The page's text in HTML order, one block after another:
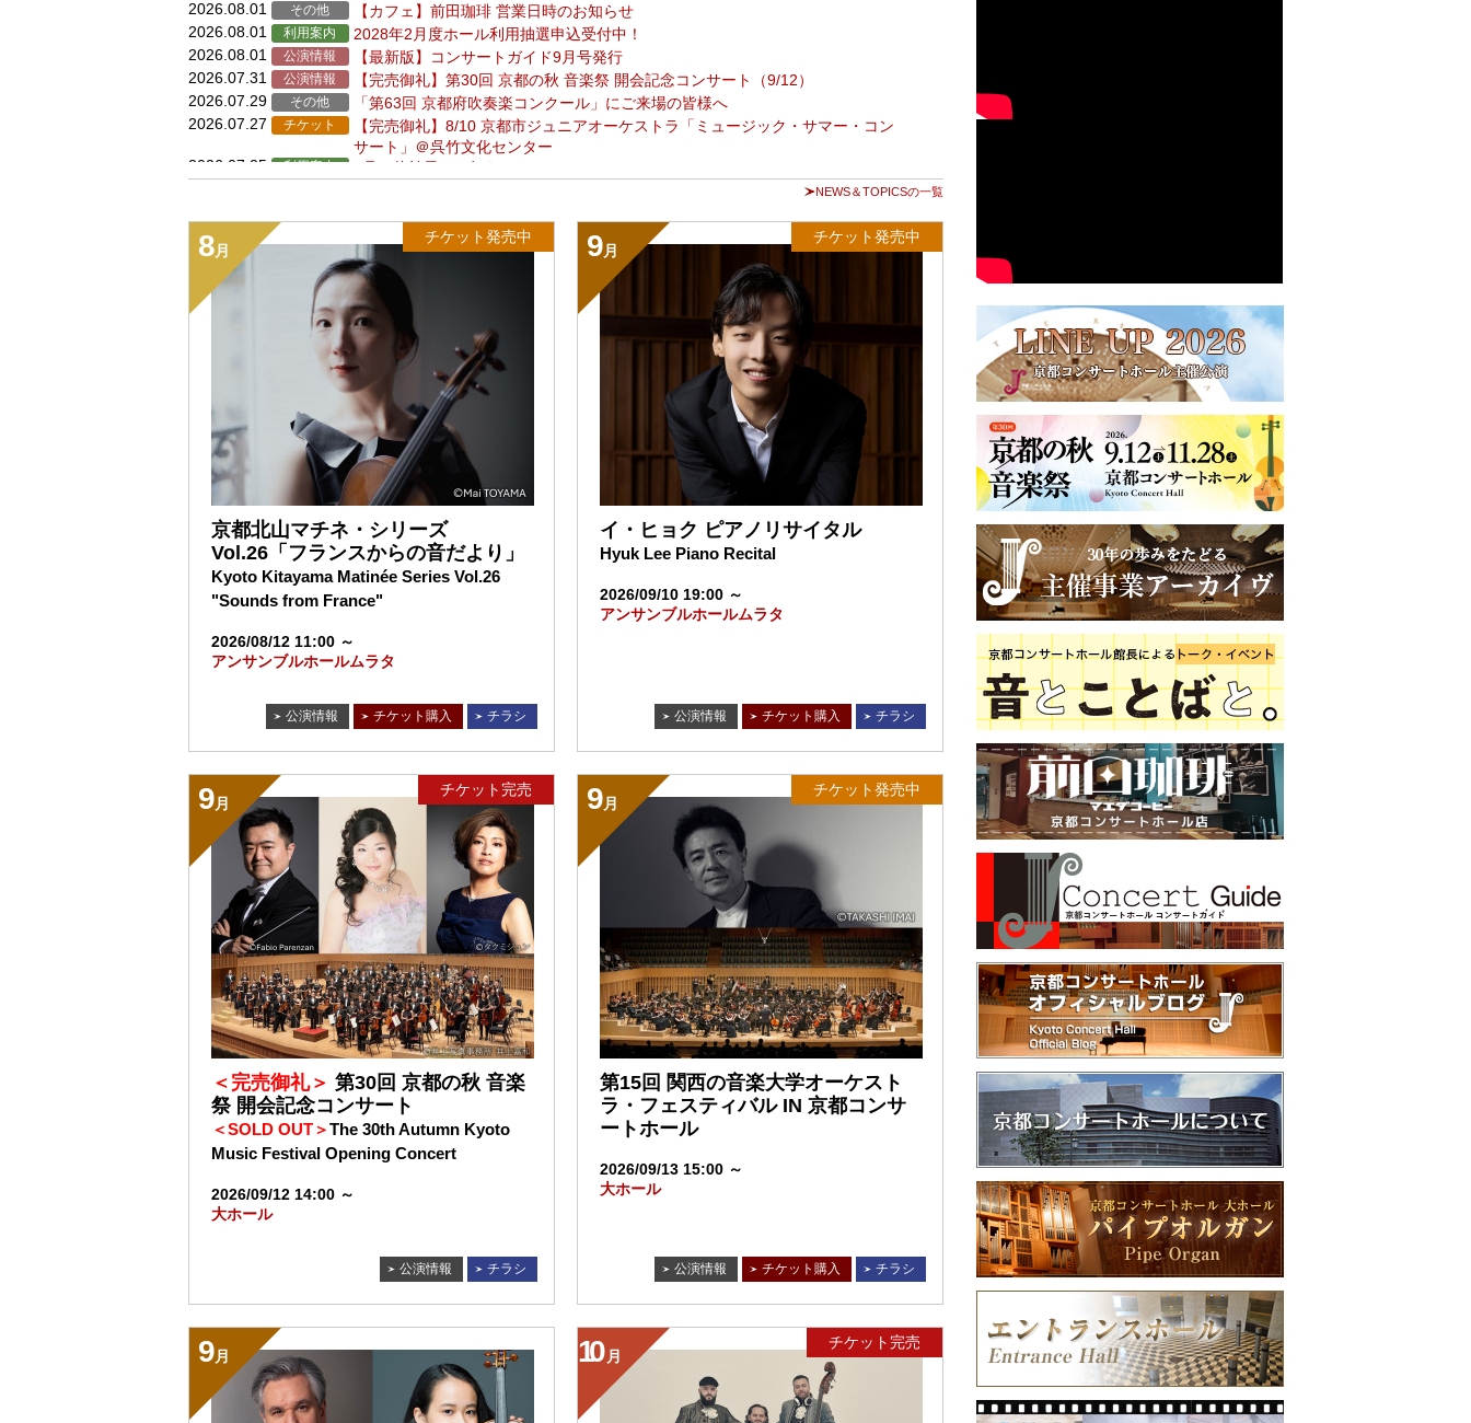
2026.08.01
その他
【カフェ】前田珈琲 営業日時のお知らせ
2026.08.01
利用案内
2028年2月度ホール利用抽選申込受付中！
2026.08.01
公演情報
【最新版】コンサートガイド9月号発行
2026.07.31
公演情報
【完売御礼】第30回 京都の秋 音楽祭 開会記念コンサート（9/12）
2026.07.29
その他
「第63回 京都府吹奏楽コンクール」にご来場の皆様へ
2026.07.27
チケット
【完売御礼】8/10 京都市ジュニアオーケストラ「ミュージック・サマー・コン
サート」＠呉竹文化センター
2026.07.25
利用案内
2026.07.15
【完売御礼】北山クラシック倶楽部2026「ヤノシュカの『四季』」（10/3）
2026.07.09
公演情報
★「京都の秋 音楽祭」第30回記念特設ページ公開
2026.07.07
その他
SNSキャンペーンのお知らせ（応募期間：7/7~7/20）
2026.07.01
その他
京都コンサートホール ホール利用助成制度の適用範囲が拡大しました
利用案内
7月の休館日のお知らせ
その他
「生き方探求・チャレンジ体験」で体験学習をしていただきました
その他
京都コンサートホール 第4期登録アーティストに関するお知らせ（Join us（ジ
ョイ・ナス）！～キョウト・ミュージック・アウトリーチ～）
チケット
【ホール取扱分チケット予定枚数終了】ロンドン交響楽団2026（9/26）
2026.05.22
公演情報
【申込期間延長】川口成彦 スペシャル・トークイベント（7/1）
2026.05.21
その他 「生き方探求・チャレンジ体験」で体験学習をしていただきました
NEWS＆TOPICSの一覧
8 月
京都北山マチネ・シリーズ
Vol.26「フランスからの音だより」
Kyoto Kitayama Matinée Series Vol.26
"Sounds from France"
2026/08/12 11:00 ～
アンサンブルホールムラタ
公演情報 チケット購入 チラシ
チケット発売中 9 月
イ・ヒョク ピアノリサイタル
Hyuk Lee Piano Recital
2026/09/10 19:00 ～
アンサンブルホールムラタ
公演情報 チケット購入 チラシ
チケット発売中
9 月
＜完売御礼＞ 第30回 京都の秋 音楽
祭 開会記念コンサート
＜SOLD OUT＞The 30th Autumn Kyoto
Music Festival Opening Concert
2026/09/12 14:00 ～
大ホール
公演情報 チラシ
チケット完売 9 月
第15回 関西の音楽大学オーケスト
ラ・フェスティバル IN 京都コンサ
ートホール
2026/09/13 15:00 ～
大ホール
公演情報 チケット購入 チラシ
チケット発売中
9 月 10 月
チケット完売